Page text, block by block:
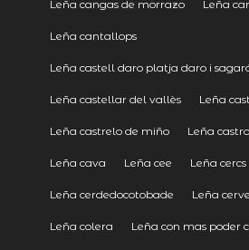
Leña cangas de morrazo Leña
Leña cantallops
Leña castell daro platja daro i
Leña castellar del vallès Leña
Leña castrelo de miño Leña
Leña cava Leña cee Leña cercs
Leña cerdedocotobade Leña
Leña colera Leña con mas poder